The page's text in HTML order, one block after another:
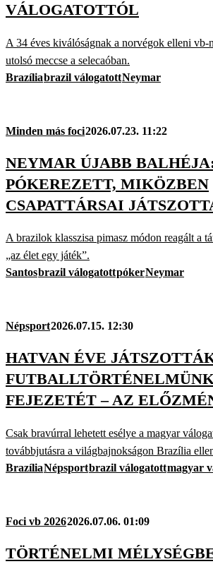
VÁLOGATOTTÓL
A 34 éves kiválóságnak a norvégok elleni
utolsó meccse a selecaóban.
Brazíliabrazil válogatottNeymar
Minden más foci2026.07.23. 11:22
NEYMAR ÚJABB
PÓKEREZETT, MIKÖZBEN
CSAPATTÁRSAI
A brazilok klasszisa pimasz módon reagált a
„az élet egy játék”.
Santosbrazil válogatottpókerNeymar
Népsport2026.07.15. 12:30
HATVAN ÉVE
FEJEZETÉT – AZ
Csak bravúrral lehetett esélye a magyar
továbbjutásra a világbajnokságon Brazília
BrazíliaNépsportbrazil válogatottmagyar
Foci vb 20262026.07.06. 01:09
TÖRTÉNELMI